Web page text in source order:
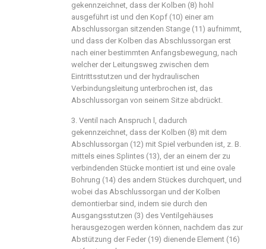
gekennzeichnet, dass der Kolben (8) hohl
ausgeführt ist und den Kopf (10) einer am
Abschlussorgan sitzenden Stange (11) aufnimmt,
und dass der Kolben das Abschlussorgan erst
nach einer bestimmten Anfangsbewegung, nach
welcher der Leitungsweg zwischen dem
Eintrittsstutzen und der hydraulischen
Verbindungsleitung unterbrochen ist, das
Abschlussorgan von seinem Sitze abdrückt.
3. Ventil nach Anspruch l, dadurch
gekennzeichnet, dass der Kolben (8) mit dem
Abschlussorgan (12) mit Spiel verbunden ist, z. B.
mittels eines Splintes (13), der an einem der zu
verbindenden Stücke montiert ist und eine ovale
Bohrung (14) des andern Stückes durchquert, und
wobei das Abschlussorgan und der Kolben
demontierbar sind, indem sie durch den
Ausgangsstutzen (3) des Ventilgehäuses
herausgezogen werden können, nachdem das zur
Abstützung der Feder (19) dienende Element (16)